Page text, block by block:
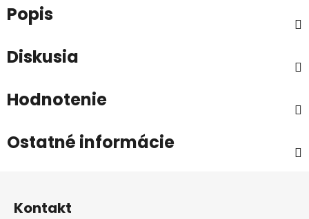
Popis
Diskusia
Hodnotenie
Ostatné informácie
Kontakt